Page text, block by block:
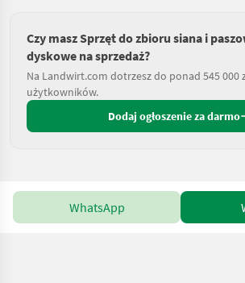
Czy masz Sprzęt do zbioru siana i
dyskowe na sprzedaż?
Na Landwirt.com dotrzesz do ponad 545 000
użytkowników.
Dodaj ogłoszenie za darmo
WhatsApp